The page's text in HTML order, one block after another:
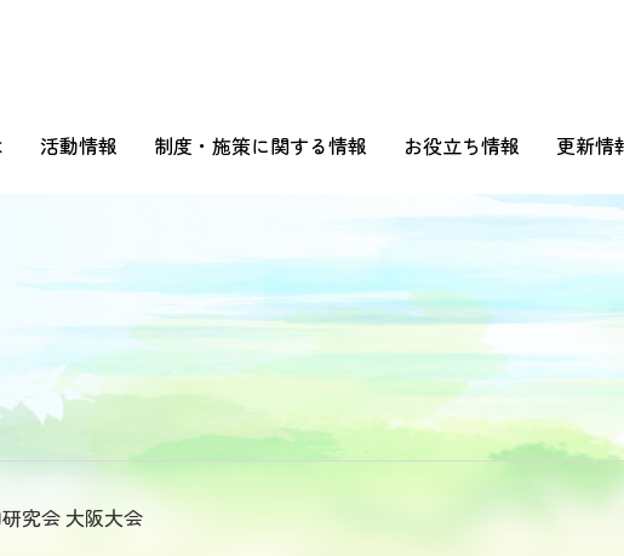
活動情報 制度・施策に関する情報 お役立ち情報 更新情
究会 大阪大会